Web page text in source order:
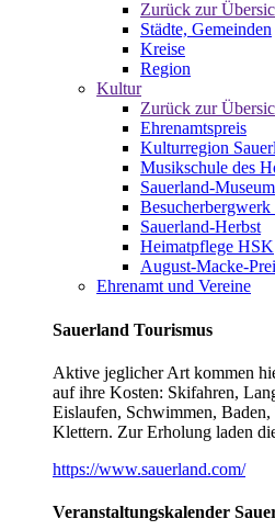
Zurück zur
Städte, Gemeinden
Kreise
Region
Kultur
Zurück zur
Ehrenamtspreis
Kulturregion
Musikschule des
Sauerland-Museum
Besucherbergwerk
Sauerland-Herbst
Heimatpflege HSK
August-Macke-
Ehrenamt und Vereine
Sauerland Tourismus
Aktive jeglicher Art kommen
auf ihre Kosten: Skifahren,
Eislaufen, Schwimmen, Baden,
Klettern. Zur Erholung laden
https://www.sauerland.com/
Veranstaltungskalender